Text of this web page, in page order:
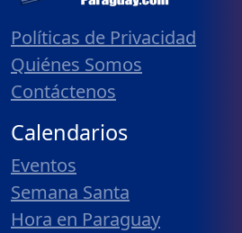
Políticas de Privacidad
Quiénes Somos
Contáctenos
Calendarios
Eventos
Semana Santa
Hora en Paraguay